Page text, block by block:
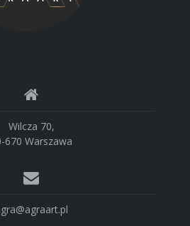
Wilcza 70,
670 Warszawa